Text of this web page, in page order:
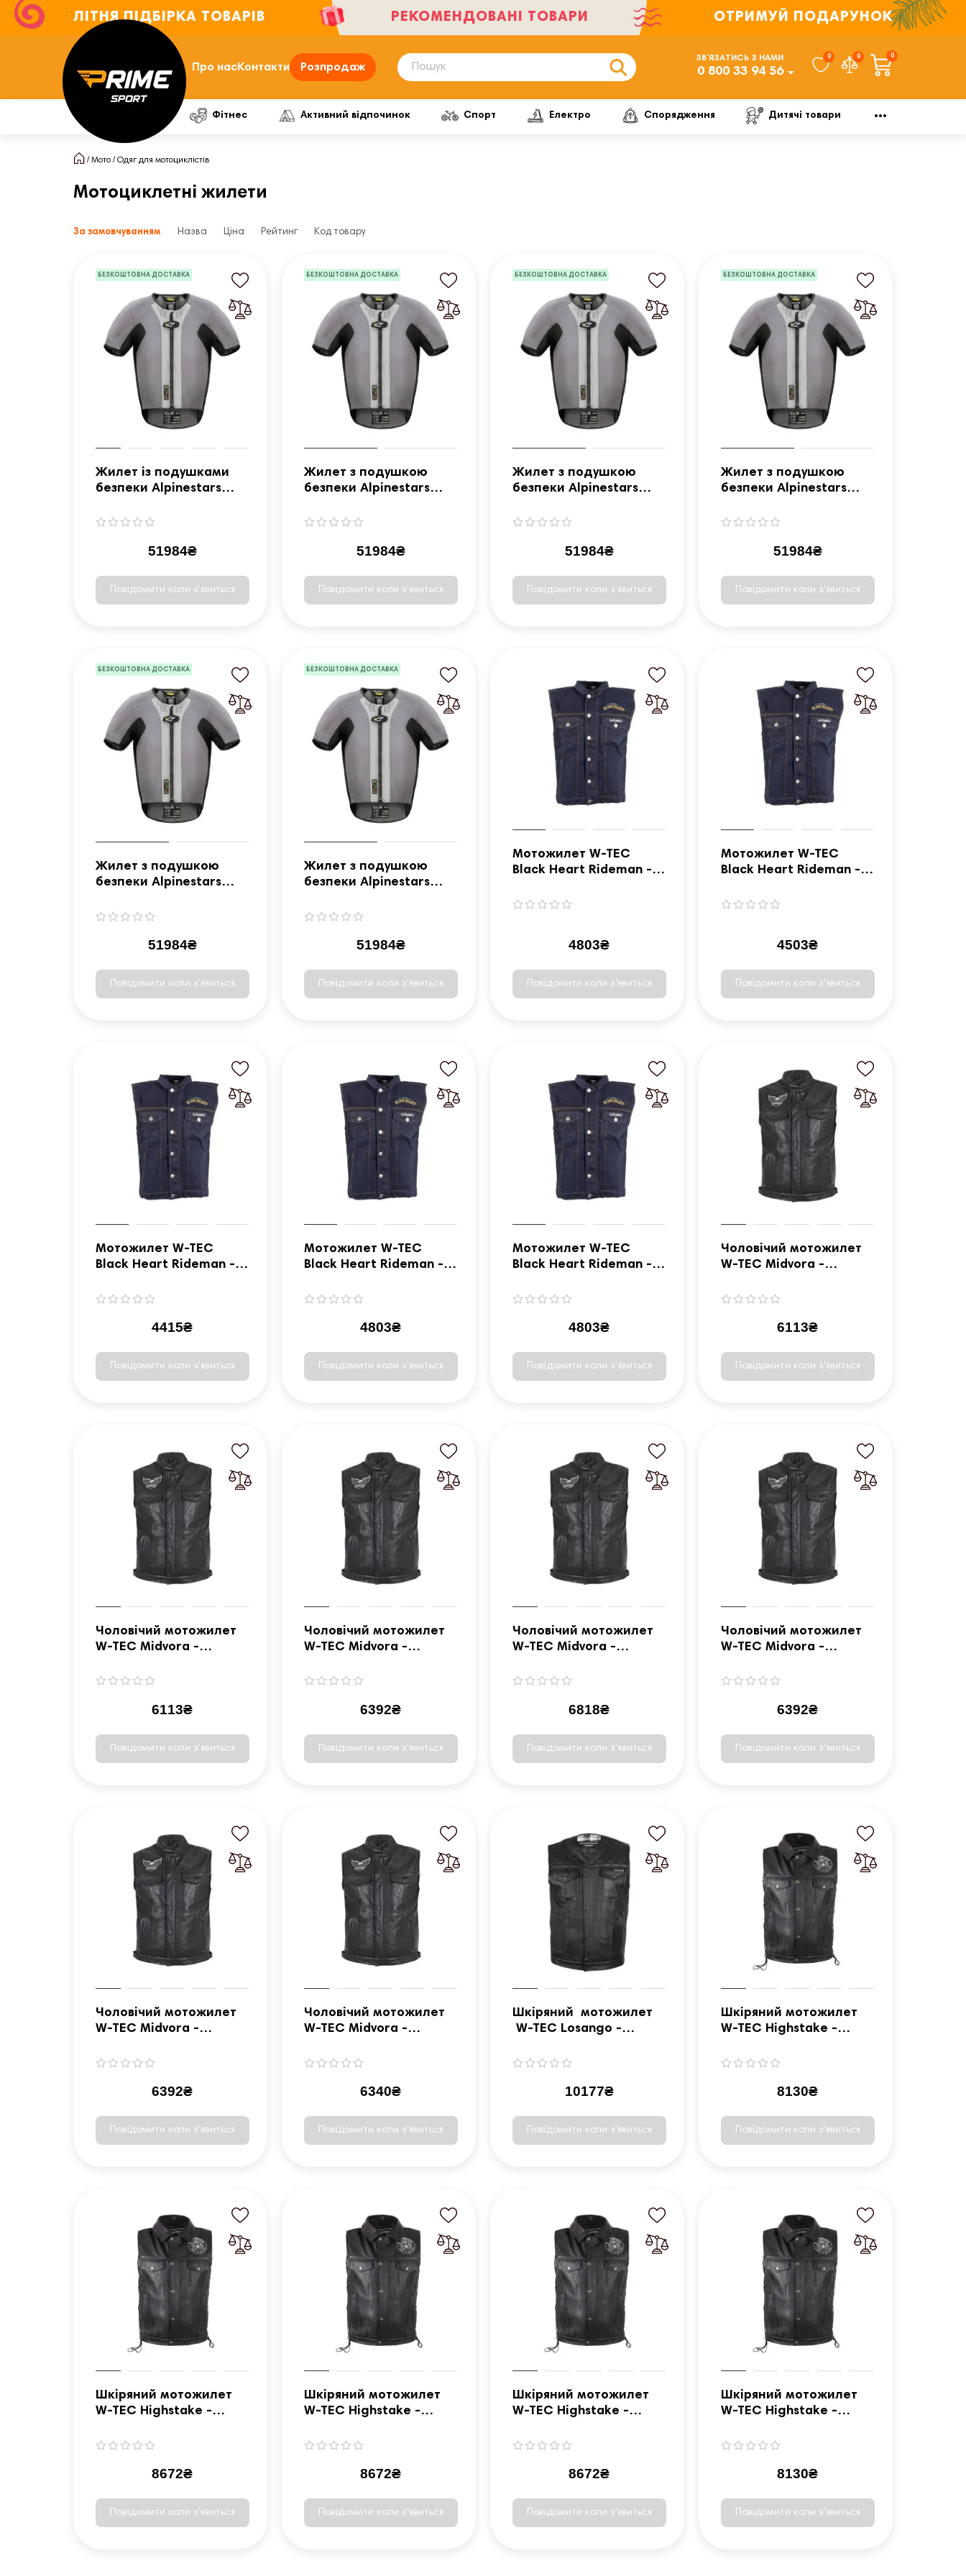
ЛІТНЯ ПІДБІРКА ТОВАРІВ РЕКОМЕНДОВАНІ ТОВАРИ ОТРИМУЙ ПОДАРУНОК
Про насКонтакти Розпродаж
ЗВ’ЯЗАТИСЬ З НАМИ
0 800 33 94 56
0 0 0
Фітнес Активний відпочинок Спорт Електро Спорядження Дитячі товари
Мото Одяг для мотоциклістів
Мотоциклетні жилети
За замовчуванням Назва Ціна Рейтинг Код товару
БЕЗКОШТОВНА ДОСТАВКА
Жилет із подушками
безпеки Alpinestars
System - сіро-чорний,
51984₴
Повідомити коли з'явиться
БЕЗКОШТОВНА ДОСТАВКА
Жилет з подушкою
безпеки Alpinestars
51984₴
Повідомити коли з'явиться
БЕЗКОШТОВНА ДОСТАВКА
Жилет з подушкою
безпеки Alpinestars
51984₴
Повідомити коли з'явиться
БЕЗКОШТОВНА ДОСТАВКА
Жилет з подушкою
безпеки Alpinestars
51984₴
Повідомити коли з'явиться
БЕЗКОШТОВНА ДОСТАВКА
Жилет з подушкою
безпеки Alpinestars
51984₴
Повідомити коли з'явиться
БЕЗКОШТОВНА ДОСТАВКА
Жилет з подушкою
безпеки Alpinestars
51984₴
Повідомити коли з'явиться
Мотожилет W-TEC
Black Heart Rideman -
4803₴
Повідомити коли з'явиться
Мотожилет W-TEC
Black Heart Rideman -
4503₴
Повідомити коли з'явиться
Мотожилет W-TEC
Black Heart Rideman -
4415₴
Повідомити коли з'явиться
Мотожилет W-TEC
Black Heart Rideman -
4803₴
Повідомити коли з'явиться
Мотожилет W-TEC
Black Heart Rideman -
4803₴
Повідомити коли з'явиться
Чоловічий мотожилет
W-TEC Midvora -
6113₴
Повідомити коли з'явиться
Чоловічий мотожилет
W-TEC Midvora -
6113₴
Повідомити коли з'явиться
Чоловічий мотожилет
W-TEC Midvora -
6392₴
Повідомити коли з'явиться
Чоловічий мотожилет
W-TEC Midvora -
6818₴
Повідомити коли з'явиться
Чоловічий мотожилет
W-TEC Midvora -
6392₴
Повідомити коли з'явиться
Чоловічий мотожилет
W-TEC Midvora -
6392₴
Повідомити коли з'явиться
Чоловічий мотожилет
W-TEC Midvora -
6340₴
Повідомити коли з'явиться
Шкіряний мотожилет
W-TEC Losango -
10177₴
Повідомити коли з'явиться
Шкіряний мотожилет
W-TEC Highstake -
8130₴
Повідомити коли з'явиться
Шкіряний мотожилет
W-TEC Highstake -
8672₴
Повідомити коли з'явиться
Шкіряний мотожилет
W-TEC Highstake -
8672₴
Повідомити коли з'явиться
Шкіряний мотожилет
W-TEC Highstake -
8672₴
Повідомити коли з'явиться
Шкіряний мотожилет
W-TEC Highstake -
8130₴
Повідомити коли з'явиться